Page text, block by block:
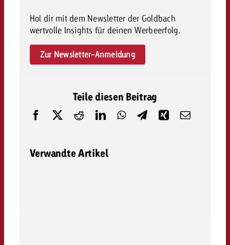
Hol dir mit dem Newsletter der Goldbach
wertvolle Insights für deinen Werbeerfolg.
Zur Newsletter-Anmeldung
Teile diesen Beitrag
Verwandte Artikel